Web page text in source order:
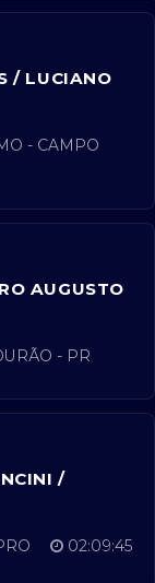
/ LUCIANO
- CAMPO
AUGUSTO
- PR
/
02:09:45